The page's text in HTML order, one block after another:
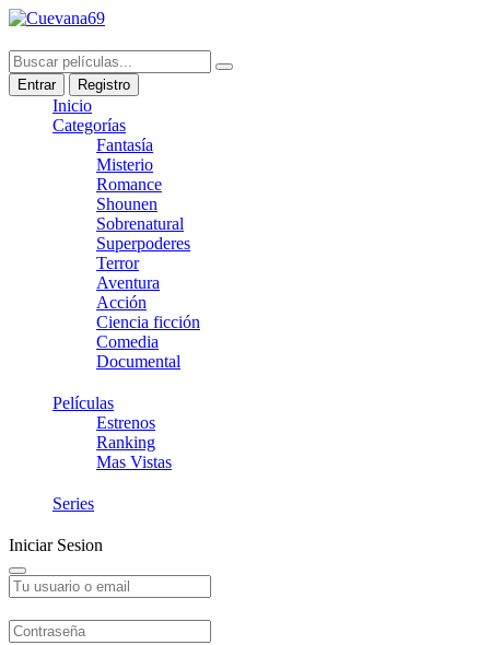
Entrar Registro
Inicio
Categorías
Fantasía
Misterio
Romance
Shounen
Sobrenatural
Superpoderes
Terror
Aventura
Acción
Ciencia ficción
Comedia
Documental
Películas
Estrenos
Ranking
Mas Vistas
Series
Iniciar Sesion